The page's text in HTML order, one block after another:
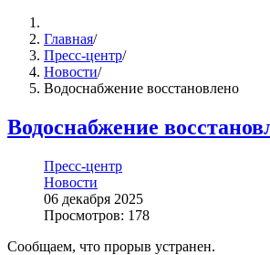
Главная/
Пресс-центр/
Новости/
Водоснабжение восстановлено
Водоснабжение
Пресс-центр
Новости
06 декабря 2025
Просмотров: 178
Сообщаем, что прорыв устранен.